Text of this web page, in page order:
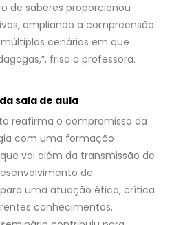
de saberes proporcionou
ampliando a compreensão
cenários em que
frisa a professora.
sala de aula
reafirma o compromisso da
com uma formação
vai além da transmissão de
de
uma atuação ética, crítica
conhecimentos,